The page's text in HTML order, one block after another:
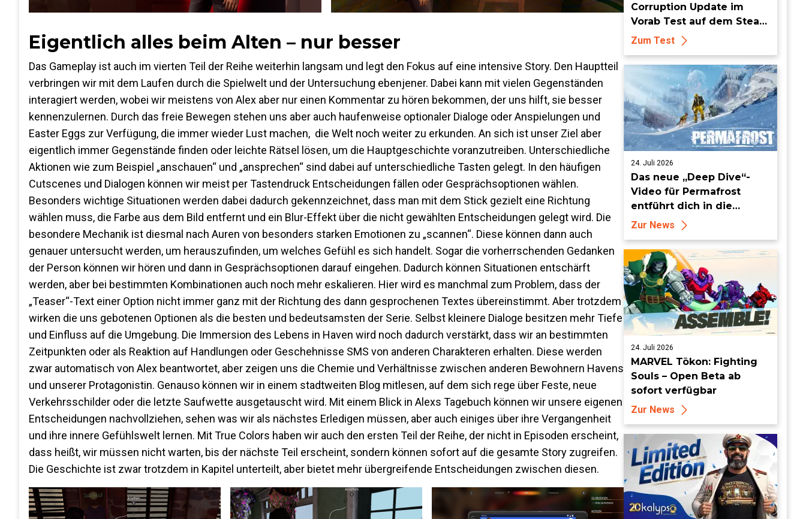
Eigentlich alles beim Alten – nur besser
Das Gameplay ist auch im vierten Teil der Reihe weiterhin langsam und legt den Fokus auf eine intensive Story. Den Hauptteil
verbringen wir mit dem Laufen durch die Spielwelt und der Untersuchung ebenjener. Dabei kann mit vielen Gegenständen
interagiert werden, wobei wir meistens von Alex aber nur einen Kommentar zu hören bekommen, der uns hilft, sie besser
kennenzulernen. Durch das freie Bewegen stehen uns aber auch haufenweise optionaler Dialoge oder Anspielungen und
Easter Eggs zur Verfügung, die immer wieder Lust machen, die Welt noch weiter zu erkunden. An sich ist unser Ziel aber
eigentlich immer Gegenstände finden oder leichte Rätsel lösen, um die Hauptgeschichte voranzutreiben. Unterschiedliche
Aktionen wie zum Beispiel „anschauen“ und „ansprechen“ sind dabei auf unterschiedliche Tasten gelegt. In den häufigen
Cutscenes und Dialogen können wir meist per Tastendruck Entscheidungen fällen oder Gesprächsoptionen wählen.
Besonders wichtige Situationen werden dabei dadurch gekennzeichnet, dass man mit dem Stick gezielt eine Richtung
wählen muss, die Farbe aus dem Bild entfernt und ein Blur-Effekt über die nicht gewählten Entscheidungen gelegt wird. Die
besondere Mechanik ist diesmal nach Auren von besonders starken Emotionen zu „scannen“. Diese können dann auch
genauer untersucht werden, um herauszufinden, um welches Gefühl es sich handelt. Sogar die vorherrschenden Gedanken
der Person können wir hören und dann in Gesprächsoptionen darauf eingehen. Dadurch können Situationen entschärft
werden, aber bei bestimmten Kombinationen auch noch mehr eskalieren. Hier wird es manchmal zum Problem, dass der
„Teaser“-Text einer Option nicht immer ganz mit der Richtung des dann gesprochenen Textes übereinstimmt. Aber trotzdem
wirken die uns gebotenen Optionen als die besten und bedeutsamsten der Serie. Selbst kleinere Dialoge besitzen mehr Tiefe
und Einfluss auf die Umgebung. Die Immersion des Lebens in Haven wird noch dadurch verstärkt, dass wir an bestimmten
Zeitpunkten oder als Reaktion auf Handlungen oder Geschehnisse SMS von anderen Charakteren erhalten. Diese werden
zwar automatisch von Alex beantwortet, aber zeigen uns die Chemie und Verhältnisse zwischen anderen Bewohnern Havens
und unserer Protagonistin. Genauso können wir in einem stadtweiten Blog mitlesen, auf dem sich rege über Feste, neue
Verkehrsschilder oder die letzte Saufwette ausgetauscht wird. Mit einem Blick in Alexs Tagebuch können wir unsere eigenen
Entscheidungen nachvollziehen, sehen was wir als nächstes Erledigen müssen, aber auch einiges über ihre Vergangenheit
und ihre innere Gefühlswelt lernen. Mit True Colors haben wir auch den ersten Teil der Reihe, der nicht in Episoden erscheint,
dass heißt, wir müssen nicht warten, bis der nächste Teil erscheint, sondern können sofort auf die gesamte Story zugreifen.
Die Geschichte ist zwar trotzdem in Kapitel unterteilt, aber bietet mehr übergreifende Entscheidungen zwischen diesen.
Corruption Update im
Vorab Test auf dem Steam
Deck - Die Idylle bekommt
dunkle Risse
Zum Test
24. Juli 2026
Das neue „Deep Dive“-
Video für Permafrost
entführt dich in die
erbarmungslose weiße
Zur News
24. Juli 2026
MARVEL Tōkon: Fighting
Souls – Open Beta ab
sofort verfügbar
Zur News